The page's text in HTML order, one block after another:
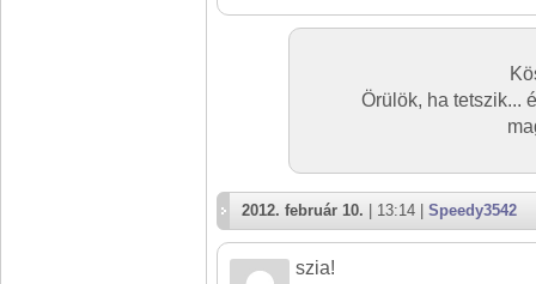
Örülök, ha tetszik...
2012. február 10. | 13:14 | Speedy3542
szia!